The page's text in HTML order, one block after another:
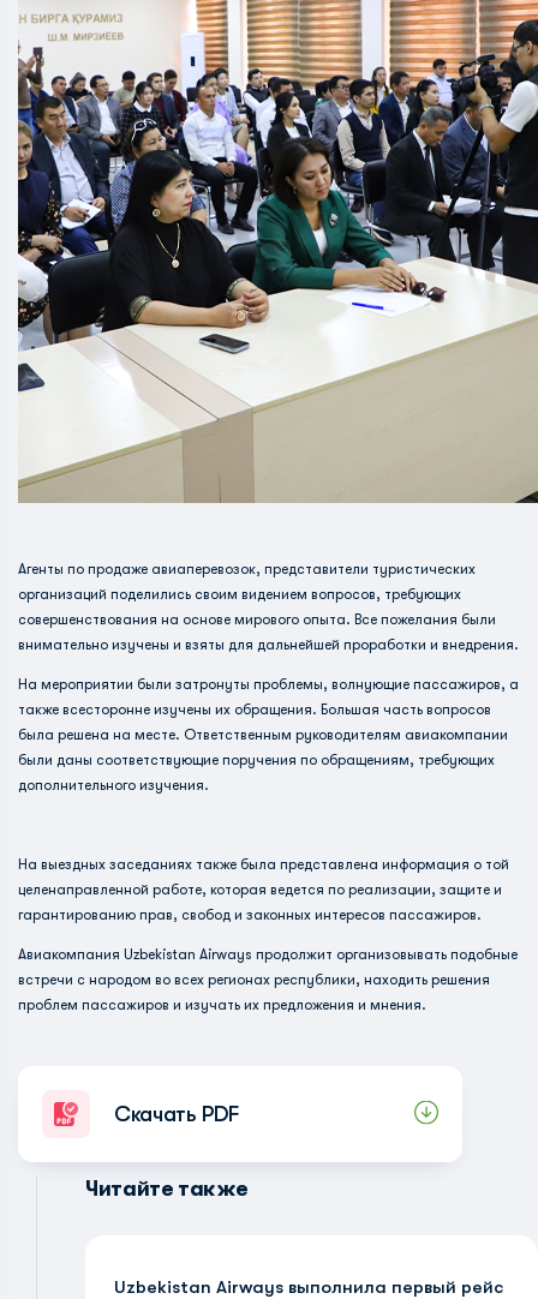
Агенты по продаже авиаперевозок, представители туристических
организаций поделились своим видением вопросов, требующих
совершенствования на основе мирового опыта. Все пожелания были
внимательно изучены и взяты для дальнейшей проработки и внедрения.
На мероприятии были затронуты проблемы, волнующие пассажиров, а
также всесторонне изучены их обращения. Большая часть вопросов
была решена на месте. Ответственным руководителям авиакомпании
были даны соответствующие поручения по обращениям, требующих
дополнительного изучения.
На выездных заседаниях также была представлена информация о той
целенаправленной работе, которая ведется по реализации, защите и
гарантированию прав, свобод и законных интересов пассажиров.
Авиакомпания Uzbekistan Airways продолжит организовывать подобные
встречи с народом во всех регионах республики, находить решения
проблем пассажиров и изучать их предложения и мнения.
Скачать PDF
Читайте также
Uzbekistan Airways выполнила первый рейс